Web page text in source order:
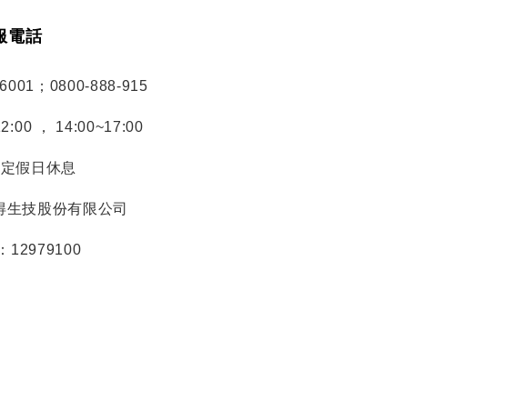
電話
；0800-888-915
， 14:00~17:00
假日休息
生技股份有限公司
12979100